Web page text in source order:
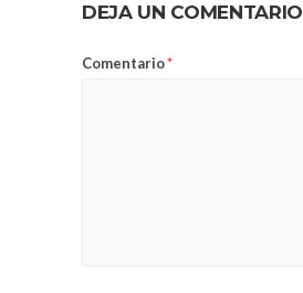
DEJA UN COMENTARIO
Comentario*